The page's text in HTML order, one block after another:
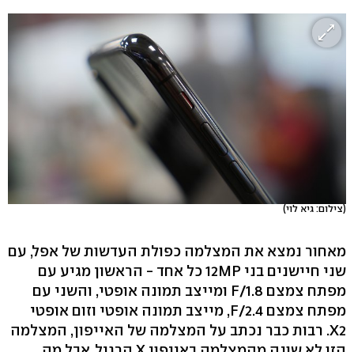
(צילום: גיא לוי)
מאחור נמצא את המצלמה כפולת העדשות של אפל, עם
שני חיישנים בני 12MP כל אחד - הראשון מגיע עם
מפתח צמצם F/1.8 ומייצב תמונה אופטי, והשני עם
מפתח צמצם F/2.4, מייצב תמונה אופטי וזום אופטי
X2. רבות כבר נכתב על המצלמה של האייפון, המצלמה